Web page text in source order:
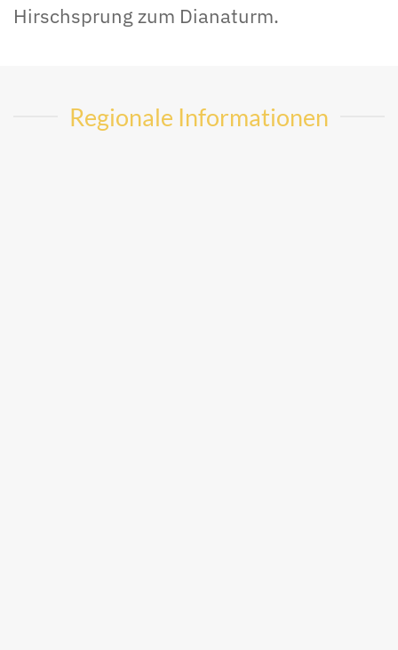
Hirschsprung zum Dianaturm.
Regionale Informationen